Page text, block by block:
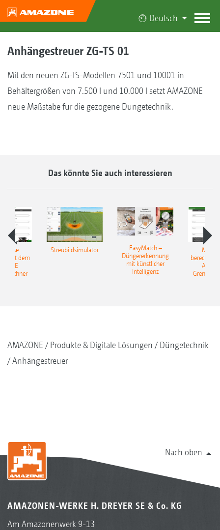
Deutsch
Anhängestreuer ZG-TS 01
Mit den neuen ZG-TS-Modellen 7501 und 10001 in
Behältergrößen von 7.500 l und 10.000 l setzt AMAZONE
neue Maßstäbe für die gezogene Düngetechnik.
Das könnte Sie auch interessieren
Mit dem
Streubildsimulator
EasyMatch –
Düngererkennung
mit künstlicher
Intelligenz
AMAZONE Produkte & Digitale Lösungen
Düngetechnik
Anhängestreuer
Nach oben
AMAZONEN-WERKE H. DREYER SE & Co. KG
Am Amazonenwerk 9-13